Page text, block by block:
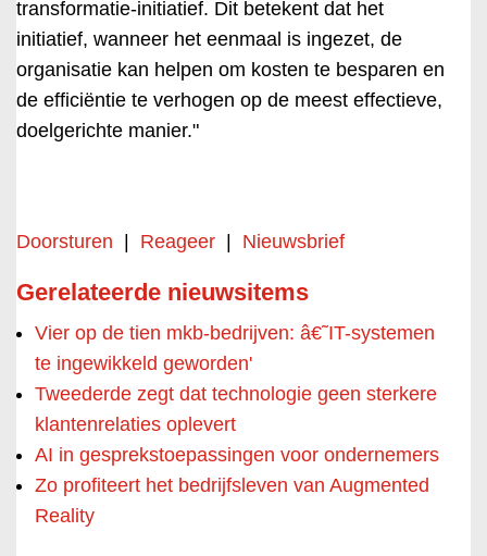
transformatie-initiatief. Dit betekent dat het
initiatief, wanneer het eenmaal is ingezet, de
organisatie kan helpen om kosten te besparen en
de efficiëntie te verhogen op de meest effectieve,
doelgerichte manier."
Doorsturen Reageer Nieuwsbrief
Gerelateerde nieuwsitems
Vier op de tien mkb-bedrijven: â€˜IT-systemen
te ingewikkeld geworden'
Tweederde zegt dat technologie geen sterkere
klantenrelaties oplevert
AI in gesprekstoepassingen voor ondernemers
Zo profiteert het bedrijfsleven van Augmented
Reality